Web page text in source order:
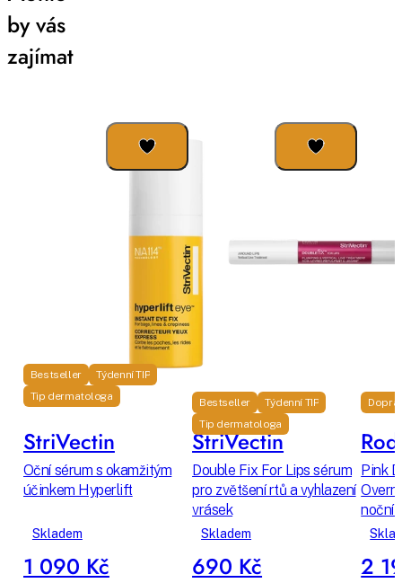
by vás
zajímat
Bestseller
Týdenní TIP
Tip dermatologa
StriVectin
Oční sérum s okamžitým
účinkem Hyperlift
Skladem
1 090 Kč
Bestseller
Týdenní TIP
Tip dermatologa
StriVectin
Double Fix For Lips sérum
pro zvětšení rtů a vyhlazení
vrásek
Skladem
690 Kč
Pink
noční
2